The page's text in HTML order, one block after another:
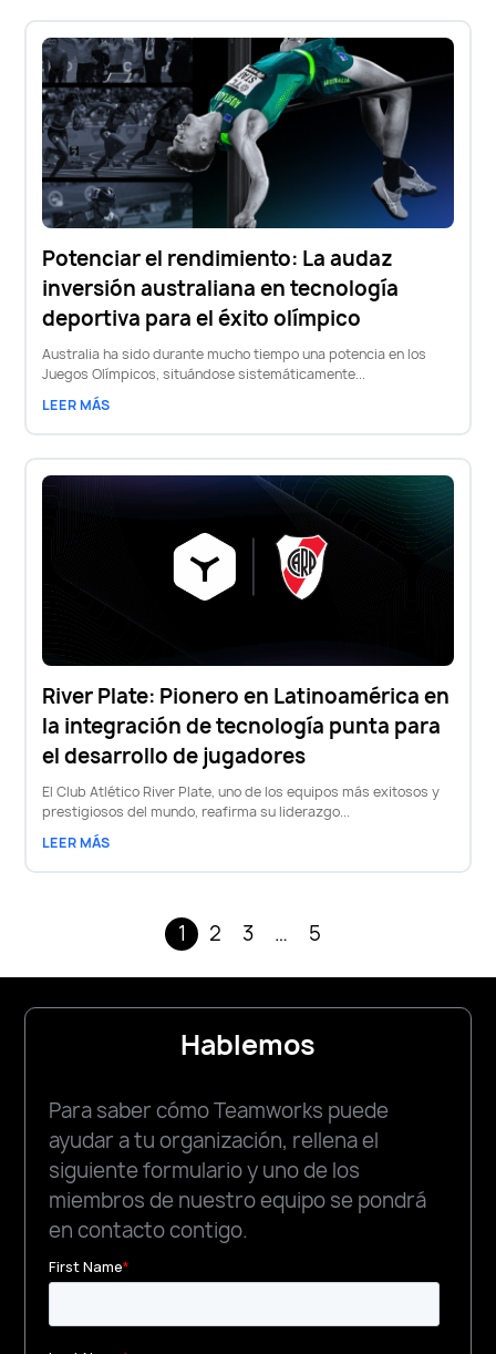
Potenciar el rendimiento: La audaz
inversión australiana en tecnología
deportiva para el éxito olímpico
Australia ha sido durante mucho tiempo una potencia en los
Juegos Olímpicos, situándose sistemáticamente...
LEER MÁS
River Plate: Pionero en Latinoamérica en
la integración de tecnología punta para
el desarrollo de jugadores
El Club Atlético River Plate, uno de los equipos más exitosos y
prestigiosos del mundo, reafirma su liderazgo...
LEER MÁS
1 2 3 … 5
Hablemos
Para saber cómo Teamworks puede
ayudar a tu organización, rellena el
siguiente formulario y uno de los
miembros de nuestro equipo se pondrá
en contacto contigo.